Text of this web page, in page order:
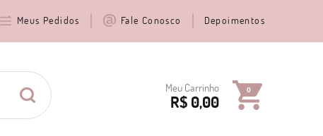
Meus Pedidos Fale Conosco Depoimentos
Meu Carrinho 0
R$ 0,00